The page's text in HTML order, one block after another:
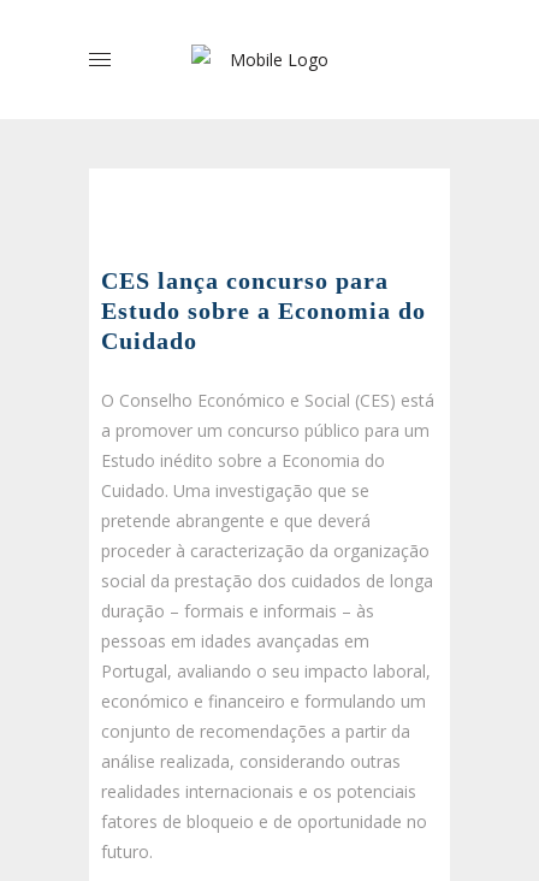
CES lança concurso para
Estudo sobre a Economia do
Cuidado
O Conselho Económico e Social (CES) está
a promover um concurso público para um
Estudo inédito sobre a Economia do
Cuidado. Uma investigação que se
pretende abrangente e que deverá
proceder à caracterização da organização
social da prestação dos cuidados de longa
duração – formais e informais – às
pessoas em idades avançadas em
Portugal, avaliando o seu impacto laboral,
económico e financeiro e formulando um
conjunto de recomendações a partir da
análise realizada, considerando outras
realidades internacionais e os potenciais
fatores de bloqueio e de oportunidade no
futuro.